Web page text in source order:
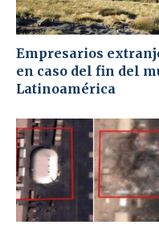
Empresarios
en caso del fin del
Latinoamérica